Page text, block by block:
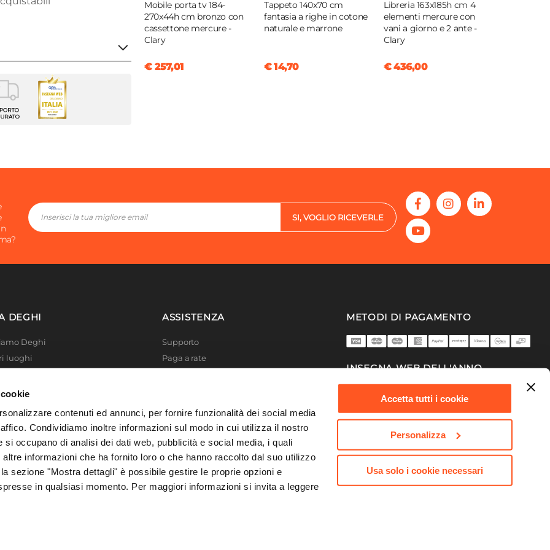
contenuti ed annunci, per fornire funzionalità dei social media
Condividiamo inoltre informazioni sul modo in cui utilizza il nostro
si occupano di analisi dei dati web, pubblicità e social media, i quali
informazioni che ha fornito loro o che hanno raccolto dal suo utilizzo
sezione "Mostra dettagli" è possibile gestire le proprie opzioni e
in qualsiasi momento. Per maggiori informazioni si invita a leggere
Accetta tutti i cookie
Personalizza
Usa solo i cookie necessari
ingresso a terra
|Mercure
|Push-pull
Mobile porta tv 184-
270x44h cm bronzo con
cassettone mercure -
Clary
€ 257,01
Tappeto 140x70 cm
fantasia a righe in cotone
naturale e marrone
€ 14,70
Libreria 163x185h cm 4
elementi mercure con
vani a giorno e 2 ante -
Clary
€ 436,00
SI, VOGLIO RICEVERLE
DEGHI
Deghi
luoghi
produzione
Solidale
Academy
ASSISTENZA
Supporto
Paga a rate
Privacy Policy
Cookie policy
METODI DI PAGAMENTO
INSEGNA WEB DELL'ANNO